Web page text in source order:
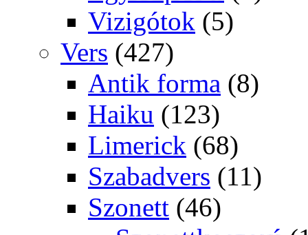
Vizigótok (5)
Vers (427)
Antik forma (8)
Haiku (123)
Limerick (68)
Szabadvers (11)
Szonett (46)